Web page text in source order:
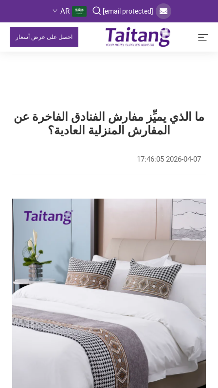
[email protected]
AR
احصل على عرض أسعار
ما الذي يميِّز مفارش الفنادق الفاخرة عن
المفارش المنزلية العادية؟
2026-04-07 17:46:05